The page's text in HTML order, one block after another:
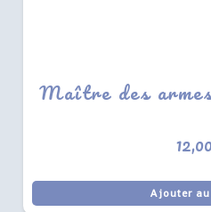
Maître des
Ajouter